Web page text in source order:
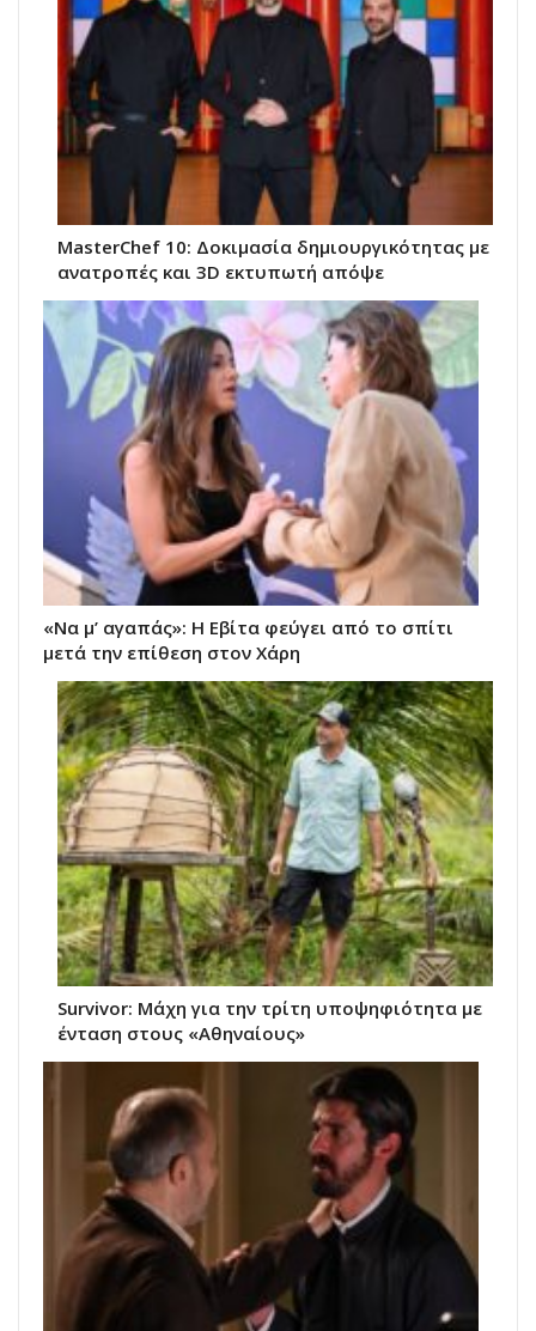
MasterChef 10: Δοκιμασία δημιουργικότητας με
ανατροπές και 3D εκτυπωτή απόψε
«Να μ’ αγαπάς»: Η Εβίτα φεύγει από το σπίτι
μετά την επίθεση στον Χάρη
Survivor: Μάχη για την τρίτη υποψηφιότητα με
ένταση στους «Αθηναίους»